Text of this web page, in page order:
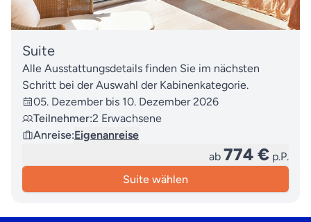
Suite
Alle Ausstattungsdetails finden Sie im nächsten
Schritt bei der Auswahl der Kabinenkategorie.
05. Dezember bis 10. Dezember 2026
Teilnehmer:2 Erwachsene
Anreise:Eigenanreise
ab 774 € p.P.
Suite wählen